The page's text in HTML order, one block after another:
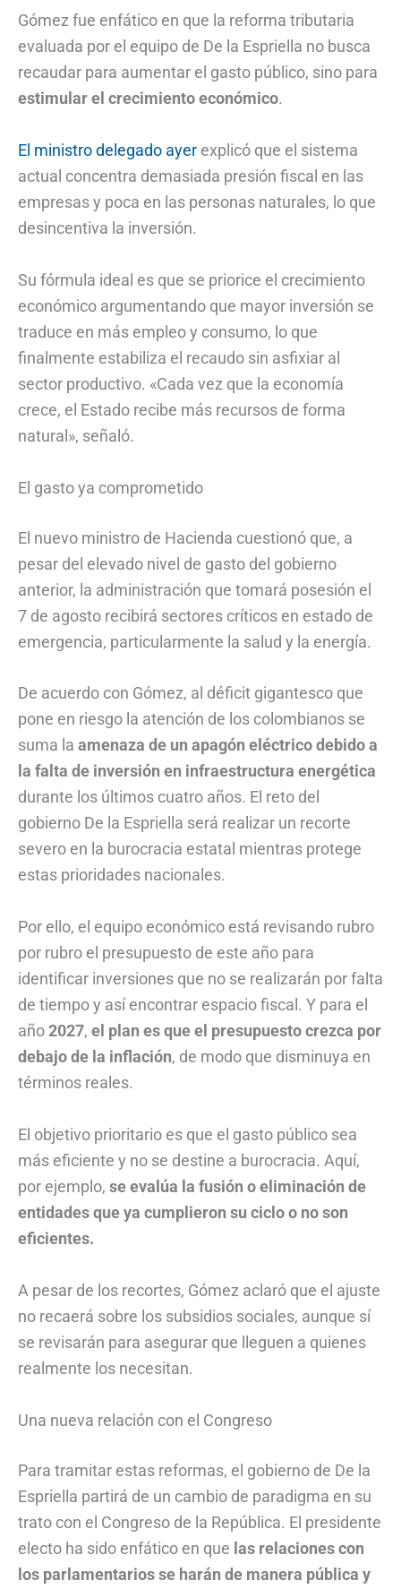
Gómez fue enfático en que la reforma tributaria
evaluada por el equipo de De la Espriella no busca
recaudar para aumentar el gasto público, sino para
estimular el crecimiento económico.
El ministro delegado ayer explicó que el sistema
actual concentra demasiada presión fiscal en las
empresas y poca en las personas naturales, lo que
desincentiva la inversión.
Su fórmula ideal es que se priorice el crecimiento
económico argumentando que mayor inversión se
traduce en más empleo y consumo, lo que
finalmente estabiliza el recaudo sin asfixiar al
sector productivo. «Cada vez que la economía
crece, el Estado recibe más recursos de forma
natural», señaló.
El gasto ya comprometido
El nuevo ministro de Hacienda cuestionó que, a
pesar del elevado nivel de gasto del gobierno
anterior, la administración que tomará posesión el
7 de agosto recibirá sectores críticos en estado de
emergencia, particularmente la salud y la energía.
De acuerdo con Gómez, al déficit gigantesco que
pone en riesgo la atención de los colombianos se
suma la amenaza de un apagón eléctrico debido a
la falta de inversión en infraestructura energética
durante los últimos cuatro años. El reto del
gobierno De la Espriella será realizar un recorte
severo en la burocracia estatal mientras protege
estas prioridades nacionales.
Por ello, el equipo económico está revisando rubro
por rubro el presupuesto de este año para
identificar inversiones que no se realizarán por falta
de tiempo y así encontrar espacio fiscal. Y para el
año2027, el plan es que el presupuesto crezca por
debajo de la inflación, de modo que disminuya en
términos reales.
El objetivo prioritario es que el gasto público sea
más eficiente y no se destine a burocracia. Aquí,
por ejemplo, se evalúa la fusión o eliminación de
entidades que ya cumplieron su ciclo o no son
eficientes.
A pesar de los recortes, Gómez aclaró que el ajuste
no recaerá sobre los subsidios sociales, aunque sí
se revisarán para asegurar que lleguen a quienes
realmente los necesitan.
Una nueva relación con el Congreso
Para tramitar estas reformas, el gobierno de De la
Espriella partirá de un cambio de paradigma en su
trato con el Congreso de la República. El presidente
electo ha sido enfático en que las relaciones con
los parlamentarios se harán de manera pública y